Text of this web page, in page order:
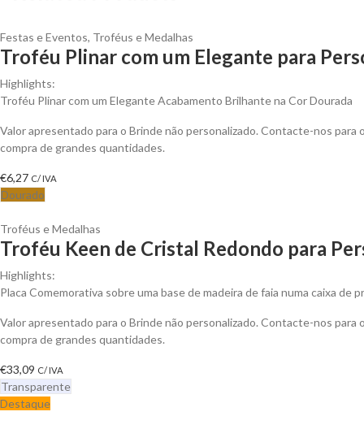
Festas e Eventos, Troféus e Medalhas
Troféu Plinar com um Elegante para
Highlights:
Troféu Plinar com um Elegante Acabamento Brilhante na Cor Dourada
Valor apresentado para o Brinde não personalizado. Contacte-nos para
compra de grandes quantidades.
€6,27 C/ IVA
Dourado
Troféus e Medalhas
Troféu Keen de Cristal Redondo para
Highlights:
Placa Comemorativa sobre uma base de madeira de faia numa caixa de
Valor apresentado para o Brinde não personalizado. Contacte-nos para
compra de grandes quantidades.
€33,09 C/ IVA
Transparente
Destaque